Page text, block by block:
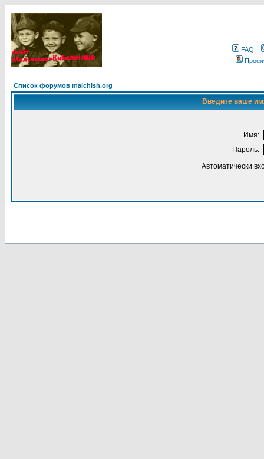
FAQ
Список форумов malchish.org
Введите ваше
Имя:
Пароль:
Автоматически